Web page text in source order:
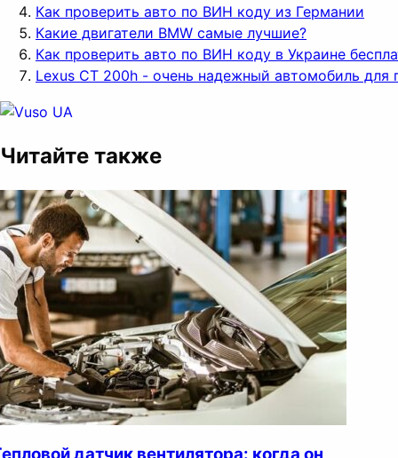
Как проверить авто по ВИН коду из Германии
Какие двигатели BMW самые лучшие?
Как проверить авто по ВИН коду в Украине
Lexus CT 200h - очень надежный автомобиль для
Читайте также
датчик вентилятора: когда он